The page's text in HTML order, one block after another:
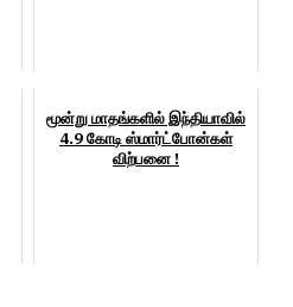
மூன்று மாதங்களில் இந்தியாவில்
4.9 கோடி ஸ்மார்ட்போன்கள்
விற்பனை !